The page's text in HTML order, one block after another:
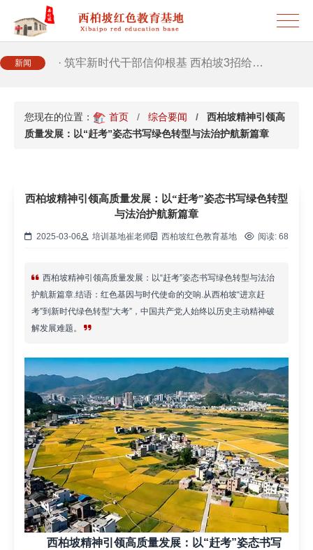
新闻
· 筑牢新时代干部信仰根基 西柏坡3招给…
· 干部培训告别形式主义 3大西柏坡教法…
您现在的位置： 首页 综合要闻
西柏坡精神引领高
质量发展：以“赶考”姿态书写绿色转型与法治护航新篇章
西柏坡精神引领高质量发展：以“赶考”姿态书写绿色转型
与法治护航新篇章
2025-03-06 培训基地崔老师 西柏坡红色教育基地 阅读: 68
西柏坡精神引领高质量发展：以“赶考”姿态书写绿色转型与法治
护航新篇章.结语：红色基因与时代使命的交响.从西柏坡“进京赶
考”到新时代绿色转型“大考”，中国共产党人始终以历史主动精神破
解发展难题。
西柏坡精神引领高质量发展：以“赶考”姿态书写